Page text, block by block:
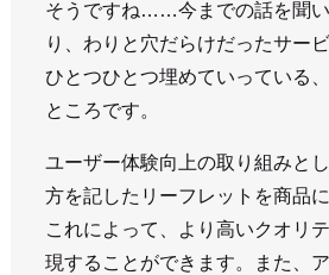
そうですね……今までの話を聞
り、わりと穴だらけだったサー
ひとつひとつ埋めていっている
ところです。
ユーザー体験向上の取り組みと
方を記したリーフレットを商品
これによって、より高いクオリ
現することができます。また、